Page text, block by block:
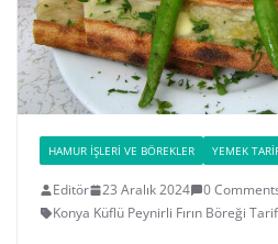
HAMUR İŞLERI VE BÖREKLER YEMEK
Editör 23 Aralık 2024
0
Konya Küflü Peynirli Fırın Böreği